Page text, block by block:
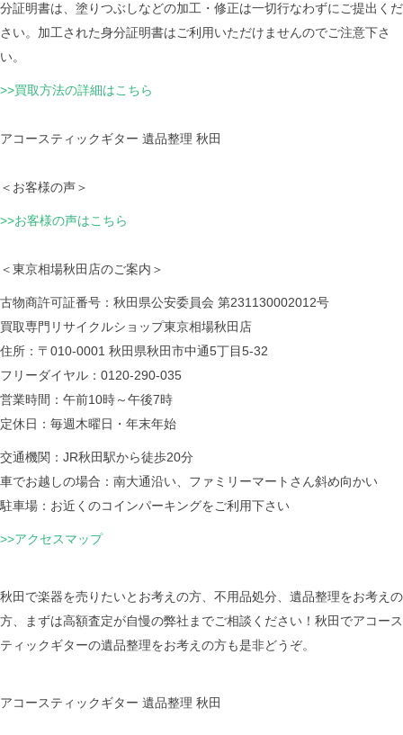
分証明書は、塗りつぶしなどの加工・修正は一切行なわずにご提出くだ
さい。加工された身分証明書はご利用いただけませんのでご注意下さ
い。
>>買取方法の詳細はこちら
アコースティックギター 遺品整理 秋田
＜お客様の声＞
>>お客様の声はこちら
＜東京相場秋田店のご案内＞
古物商許可証番号：秋田県公安委員会 第231130002012号
買取専門リサイクルショップ東京相場秋田店
住所：〒010-0001 秋田県秋田市中通5丁目5-32
フリーダイヤル：0120-290-035
営業時間：午前10時～午後7時
定休日：毎週木曜日・年末年始
交通機関：JR秋田駅から徒歩20分
車でお越しの場合：南大通沿い、ファミリーマートさん斜め向かい
駐車場：お近くのコインパーキングをご利用下さい
>>アクセスマップ
秋田で楽器を売りたいとお考えの方、不用品処分、遺品整理をお考えの
方、まずは高額査定が自慢の弊社までご相談ください！秋田でアコース
ティックギターの遺品整理をお考えの方も是非どうぞ。
アコースティックギター 遺品整理 秋田